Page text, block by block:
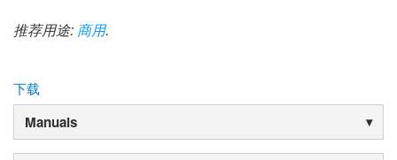
关于我们
培训
推荐用途: 商用.
下载
Manuals